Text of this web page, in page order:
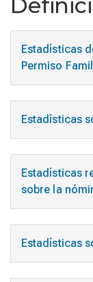
Estadísticas
Permiso
Estadísticas
Estadísticas
sobre la
Estadísticas